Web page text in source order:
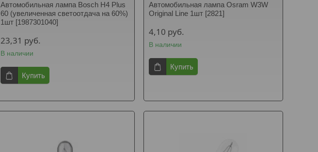
Автомобильная лампа Bosch H4 Plus
60 (увеличенная светоотдача на 60%)
1шт [1987301040]
23,31 руб.
В наличии
Купить
Автомобильная лампа Osram W3W
Original Line 1шт [2821]
4,10 руб.
В наличии
Купить